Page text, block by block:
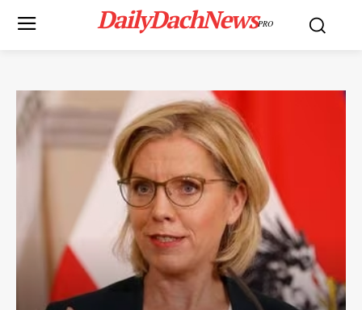
DailyDachNewsPRO